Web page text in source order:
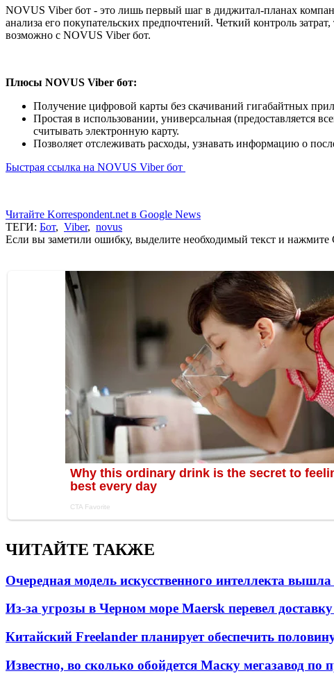
NOVUS Viber бот - это лишь первый шаг в диджитал-планах
анализа его покупательских предпочтений. Четкий контроль
возможно с NOVUS Viber бот.
Плюсы NOVUS Viber бот:
Получение цифровой карты без скачиваний гигабайтных
Простая в использовании, универсальная (предоставляется
считывать электронную карту.
Позволяет отслеживать расходы, узнавать информацию о
Быстрая ссылка на NOVUS Viber бот
Читайте Korrespondent.net в Google News
ТЕГИ: Бот, Viber, novus
Если вы заметили ошибку, выделите необходимый текст и
ЧИТАЙТЕ ТАКЖЕ
Очередная модель искусственного интеллекта
Из-за угрозы в Черном море Maersk перевел
Китайский Freelander планирует обеспечить
Известно, во сколько обойдется Маску мегазавод по